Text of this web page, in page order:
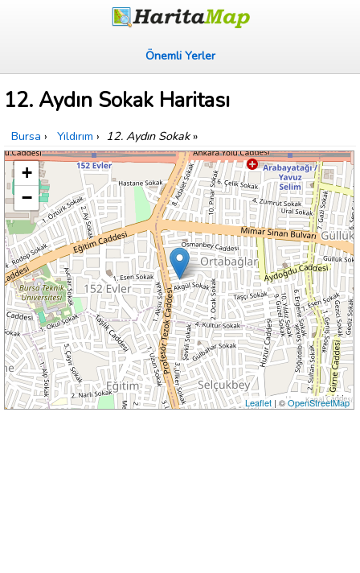
Önemli Yerler
12. Aydın Sokak Haritası
Bursa › Yıldırım › 12. Aydın Sokak»
+
−
Leaflet| ©OpenStreetMap